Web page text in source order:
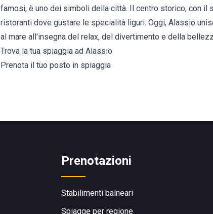
famosi, è uno dei simboli della città. Il centro storico, con
ristoranti dove gustare le specialità liguri. Oggi, Alassio
al mare all'insegna del relax, del divertimento e della
Trova la tua spiaggia ad Alassio
Prenota il tuo posto in spiaggia
Prenotazioni
Stabilimenti balneari
Spiagge per regione